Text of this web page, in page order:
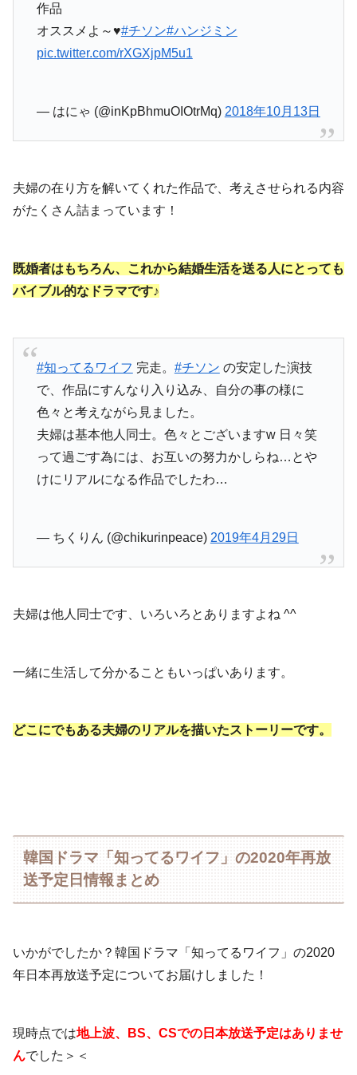
作品
オススメよ～♥#チソン#ハンジミン
pic.twitter.com/rXGXjpM5u1
— はにゃ (@inKpBhmuOIOtrMq) 2018年10月13日
夫婦の在り方を解いてくれた作品で、考えさせられる内容
がたくさん詰まっています！
既婚者はもちろん、これから結婚生活を送る人にとっても
バイブル的なドラマです♪
#知ってるワイフ 完走。 #チソン の安定した演技
で、作品にすんなり入り込み、自分の事の様に
色々と考えながら見ました。
夫婦は基本他人同士。色々とございますw 日々笑
って過ごす為には、お互いの努力かしらね…とや
けにリアルになる作品でしたわ…
— ちくりん (@chikurinpeace) 2019年4月29日
夫婦は他人同士です、いろいろとありますよね ^^
一緒に生活して分かることもいっぱいあります。
どこにでもある夫婦のリアルを描いたストーリーです。
韓国ドラマ「知ってるワイフ」の2020年再放
送予定日情報まとめ
いかがでしたか？韓国ドラマ「知ってるワイフ」の2020
年日本再放送予定についてお届けしました！
現時点では地上波、BS、CSでの 日本放送予定はありませ
んでした＞＜